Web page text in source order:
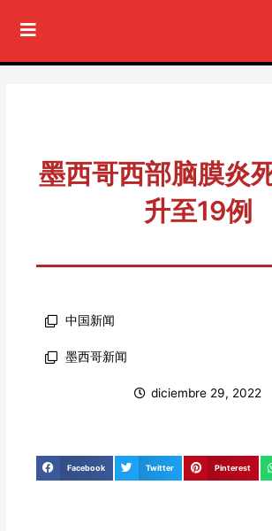
墨西哥西部脑膜炎
升至19例
中国新闻
墨西哥新闻
diciembre 29, 2022
Facebook Twitter Pinterest